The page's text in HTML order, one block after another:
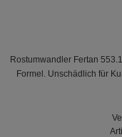
Rostumwandler Fertan
Formel. Unschädlich für